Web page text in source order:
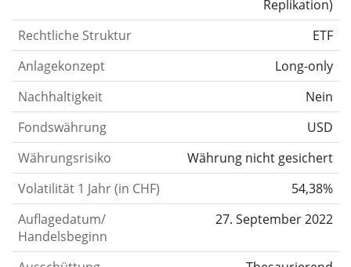
Replikation)
Rechtliche Struktur
ETF
Anlagekonzept
Long-only
Nachhaltigkeit
Nein
Fondswährung
USD
Währungsrisiko
Währung nicht gesichert
Volatilität 1 Jahr (in CHF)
54,38%
Auflagedatum/
Handelsbeginn
27. September 2022